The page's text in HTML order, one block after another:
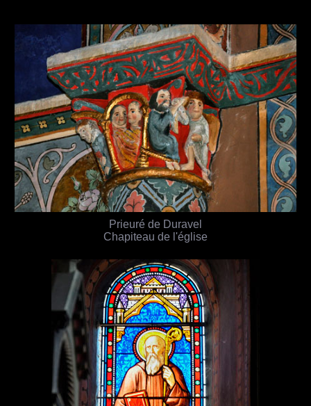
Prieuré de Duravel
Chapiteau de l'église